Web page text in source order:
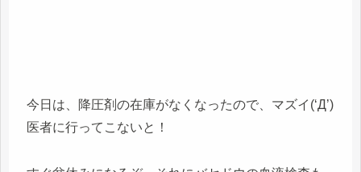
今日は、降圧剤の在庫がなくなったので、マズイ(‘Д’)
医者に行ってこないと！